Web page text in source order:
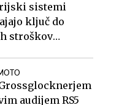
sistemi
ključ do
stroškov
audijem RS5